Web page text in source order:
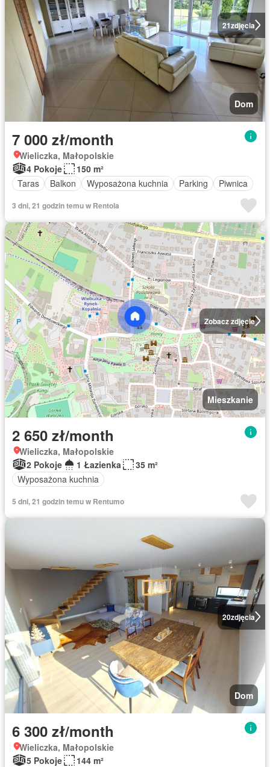
21zdjęcia
Dom
7 000 zł/month
Wieliczka, Małopolskie
4 Pokoje
150 m²
Taras
Balkon Wyposażona kuchnia Parking Piwnica
3 dni, 21 godzin temu w Rentola
Zobacz zdjęcie
Mieszkanie
2 650 zł/month
Wieliczka, Małopolskie
2 Pokoje
1 Łazienka
35 m²
Wyposażona kuchnia
5 dni, 21 godzin temu w Rentumo
20zdjęcia
Dom
6 300 zł/month
Wieliczka, Małopolskie
5 Pokoje
144 m²